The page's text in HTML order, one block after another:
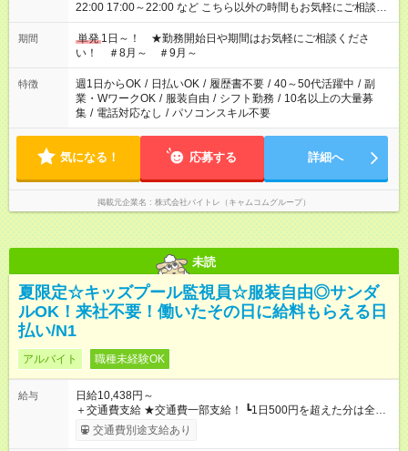
22:00 17:00～22:00 など こちら以外の時間もお気軽にご相談く
ださい！
期間 単発 1日～！ ★勤務開始日や期間はお気軽にご相談くださ
い！ ＃8月～ ＃9月～
特徴 週1日からOK / 日払いOK / 履歴書不要 / 40～50代活躍中 / 副
業・WワークOK / 服装自由 / シフト勤務 / 10名以上の大量募
集 / 電話対応なし / パソコンスキル不要
気になる！ 応募する 詳細へ
掲載元企業名 株式会社バイトレ（キャムコムグループ）
未読
夏限定☆キッズプール監視員☆服装自由◎サンダ
ルOK！来社不要！働いたその日に給料もらえる日
払い/N1
アルバイト 職種未経験OK
給与
日給10,438円～
＋交通費支給 ★交通費一部支給！ ┗1日500円を超えた分は全額
支給！ ※往復500円以内の方は自己負担となります ★日払い
OK！（規定あり） ┗働いたその日に現金GET♪ お仕事後はコン
交通費別途支給あり